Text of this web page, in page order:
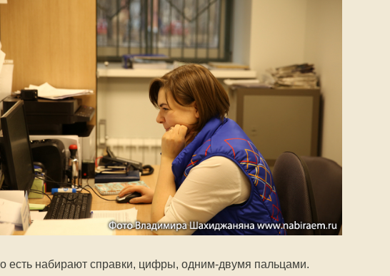
есть набирают справки, цифры, одним-двумя пальцами.